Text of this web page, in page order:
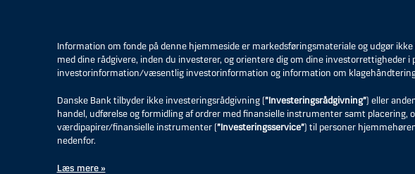
Information om fonde på denne hjemmeside er markedsføringsmateriale og udgør
med dine rådgivere, inden du investerer, og orientere dig om dine investorrettigheder i
investorinformation/væsentlig investorinformation og information om
Danske Bank tilbyder ikke investeringsrådgivning (”Investeringsrådgivning”) eller
handel, udførelse og formidling af ordrer med finansielle instrumenter samt placering,
værdipapirer/finansielle instrumenter (”Investeringsservice”) til personer
nedenfor.
Læs mere »